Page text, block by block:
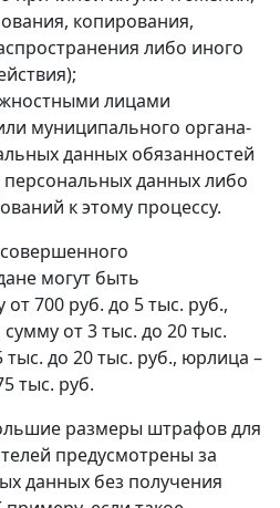
копирования,
либо иного
лицами
муниципального органа-
данных обязанностей
данных либо
к этому процессу.
могут быть
700 руб. до 5 тыс. руб.,
от 3 тыс. до 20 тыс.
до 20 тыс. руб., юрлица –
тыс. руб.
размеры штрафов для
предусмотрены за
данных без получения